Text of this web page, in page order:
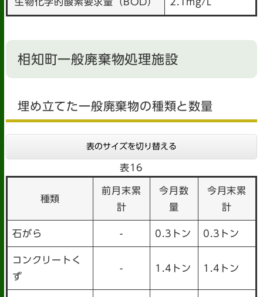
相知町一般廃棄物処理施設
埋め立てた一般廃棄物の種類と数量
表のサイズを切り替える
表16
種類
前月末累
計
今月数
量
今月末累
計
石がら - 0.3トン 0.3トン
コンクリートく
ず
- 1.4トン 1.4トン